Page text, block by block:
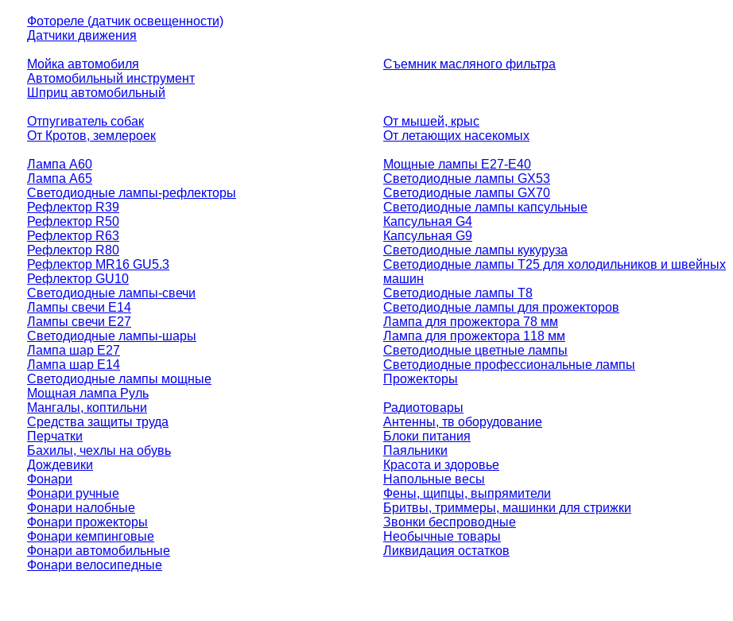
Фотореле (датчик освещенности)
Датчики движения
Мойка автомобиля
Автомобильный инструмент
Шприц автомобильный
Съемник масляного фильтра
Отпугиватель собак
От Кротов, землероек
От мышей, крыс
От летающих насекомых
Лампа A60
Лампа A65
Светодиодные лампы-рефлекторы
Рефлектор R39
Рефлектор R50
Рефлектор R63
Рефлектор R80
Рефлектор MR16 GU5.3
Рефлектор GU10
Светодиодные лампы-свечи
Лампы свечи Е14
Лампы свечи Е27
Светодиодные лампы-шары
Лампа шар E27
Лампа шар Е14
Светодиодные лампы мощные
Мощная лампа Руль
Мощные лампы E27-E40
Светодиодные лампы GX53
Светодиодные лампы GX70
Светодиодные лампы капсульные
Капсульная G4
Капсульная G9
Светодиодные лампы кукуруза
Светодиодные лампы T25 для холодильников и швейных
машин
Светодиодные лампы T8
Светодиодные лампы для прожекторов
Лампа для прожектора 78 мм
Лампа для прожектора 118 мм
Светодиодные цветные лампы
Светодиодные профессиональные лампы
Прожекторы
Мангалы, коптильни
Средства защиты труда
Перчатки
Бахилы, чехлы на обувь
Дождевики
Фонари
Фонари ручные
Фонари налобные
Фонари прожекторы
Фонари кемпинговые
Фонари автомобильные
Фонари велосипедные
Радиотовары
Антенны, тв оборудование
Блоки питания
Паяльники
Красота и здоровье
Напольные весы
Фены, щипцы, выпрямители
Бритвы, триммеры, машинки для стрижки
Звонки беспроводные
Необычные товары
Ликвидация остатков